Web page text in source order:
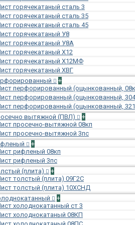
горячекатаный сталь 3
горячекатаный сталь 35
горячекатаный сталь 45
горячекатаный У8
горячекатаный У8А
горячекатаный Х12
горячекатаный Х12МФ
горячекатаный ХВГ
+
перфорированный (оцынкованный,
перфорированный (оцынкованный,
перфорированный (оцынкованный,
вытяжной (ПВЛ)
+
просечно-вытяжной 08кп
просечно-вытяжной 3пс
+
рифленый 08кп
рифленый 3пс
(плита)
+
толстый (плита) 09Г2С
толстый (плита) 10ХСНД
+
холоднокатанный ст 3
холоднокатаный 08КП